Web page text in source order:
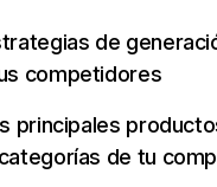
de
competidores
principales
de tu